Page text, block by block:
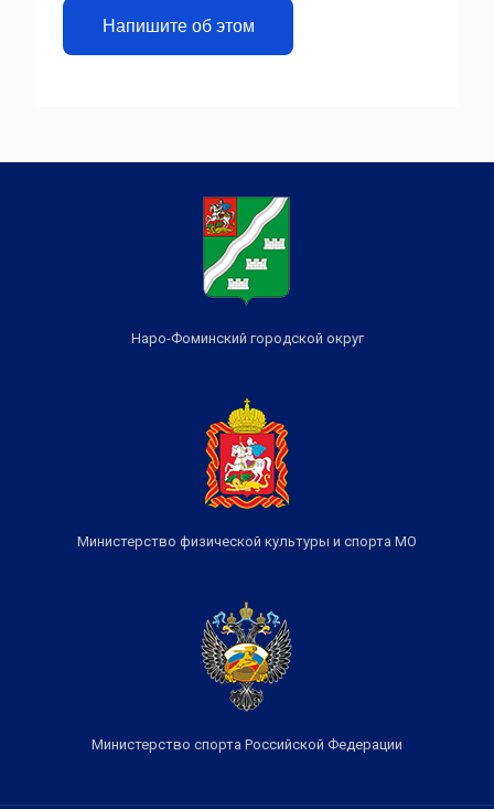
Напишите об этом
Наро-Фоминский городской округ
Министерство физической культуры и спорта МО
Министерство спорта Российской Федерации